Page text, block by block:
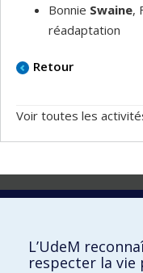
Bonnie Swaine,
réadaptation
Retour
Voir toutes les
Laboratoire
Vice-rectorat aux affaires
L’UdeM
respecter la vie